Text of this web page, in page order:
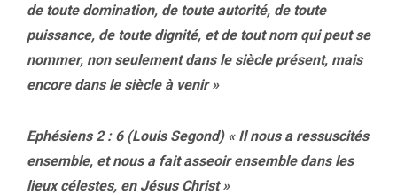
de toute domination, de toute autorité, de toute
puissance, de toute dignité, et de tout nom qui peut se
nommer, non seulement dans le siècle présent, mais
encore dans le siècle à venir »
Ephésiens 2 : 6 (Louis Segond) « Il nous a ressuscités
ensemble, et nous a fait asseoir ensemble dans les
lieux célestes, en Jésus Christ »